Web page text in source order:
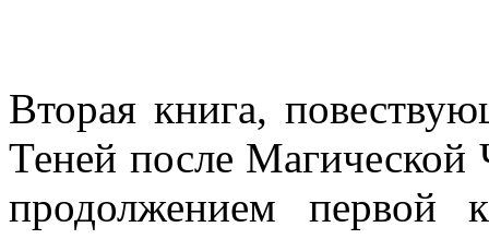
Вторая книга,
Теней после
продолжением